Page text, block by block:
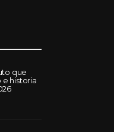
que
historia